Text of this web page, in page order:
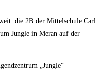
die 2B der Mittelschule Carl
Jungle in Meran auf der
„Jungle“